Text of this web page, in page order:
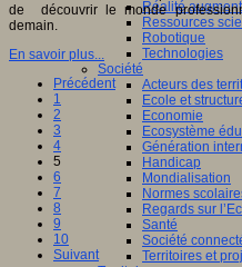
Réalité
Ressources
Robotique
Technologies
Société
Acteurs des
Ecole et
Economie
Ecosystème
Génération
Handicap
Mondialisation
Normes
Regards sur
Santé
Société
Territoires et
de découvrir le monde
demain.
En savoir plus...
Précédent
1
2
3
4
5
6
7
8
9
10
Suivant